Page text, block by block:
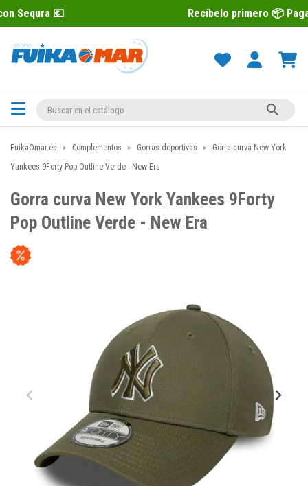
Recíbelo primero 📦 Paga después

FuikaOmar.es Complementos Gorras deportivas
Gorra curva New York
Yankees 9Forty Pop Outline Verde - New Era
Gorra curva New York Yankees 9Forty
Pop Outline Verde - New Era